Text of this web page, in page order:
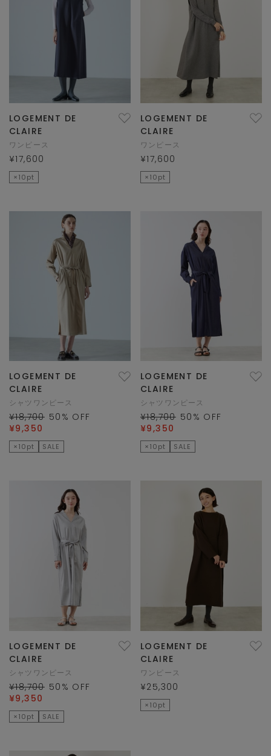
LOGEMENT DE
CLAIRE
ワンピース
¥17,600
×10pt
LOGEMENT DE
CLAIRE
ワンピース
¥17,600
×10pt
LOGEMENT DE
CLAIRE
シャツワンピース
¥18,700 50 % OFF
¥9,350
×10pt SALE
LOGEMENT DE
CLAIRE
シャツワンピース
¥18,700 50 % OFF
¥9,350
×10pt SALE
LOGEMENT DE
CLAIRE
シャツワンピース
¥18,700 50 % OFF
¥9,350
×10pt SALE
LOGEMENT DE
CLAIRE
ワンピース
¥25,300
×10pt